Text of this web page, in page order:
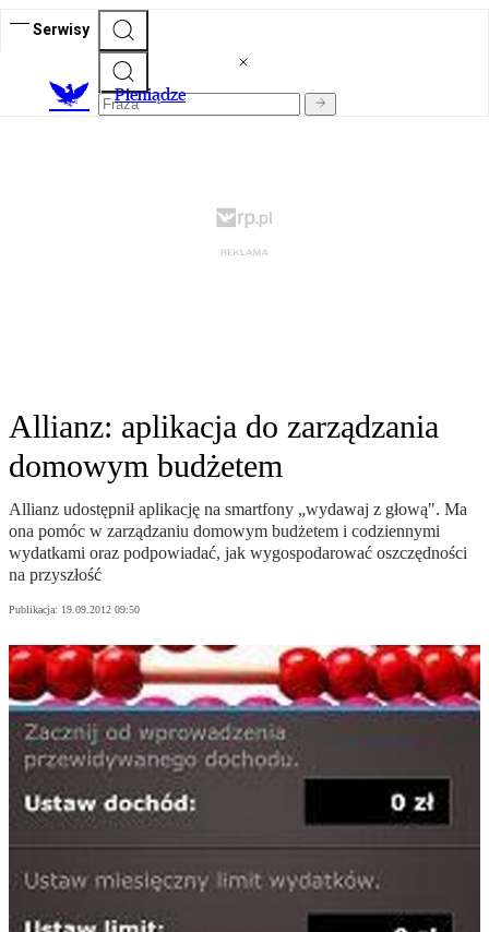
Serwisy
Pieniądze
Allianz: aplikacja do zarządzania
domowym budżetem
Allianz udostępnił aplikację na smartfony „wydawaj z głową". Ma
ona pomóc w zarządzaniu domowym budżetem i codziennymi
wydatkami oraz podpowiadać, jak wygospodarować oszczędności
na przyszłość
Publikacja: 19.09.2012 09:50